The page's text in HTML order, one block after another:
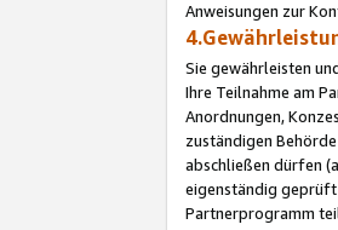
Anweisungen zur
Sie gewährleisten
Ihre Teilnahme am
Anordnungen,
zuständigen
abschließen dürfen
eigenständig geprüft
Partnerprogramm